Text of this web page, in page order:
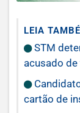
LEIA
STM
acusado
cartão de